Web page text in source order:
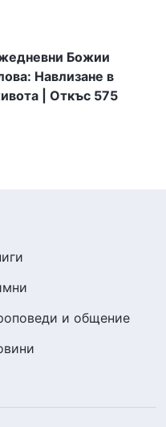
Божии
Навлизане в
| Откъс 575
и общение